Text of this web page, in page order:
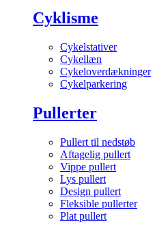
Cyklisme
Cykelstativer
Cykellæn
Cykeloverdækninger
Cykelparkering
Pullerter
Pullert til nedstøb
Aftagelig pullert
Vippe pullert
Lys pullert
Design pullert
Fleksible pullerter
Plat pullert